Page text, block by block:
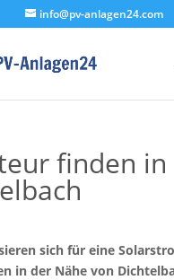
info@pv-anlagen24.com
finden in
sich für eine
in der Nähe von